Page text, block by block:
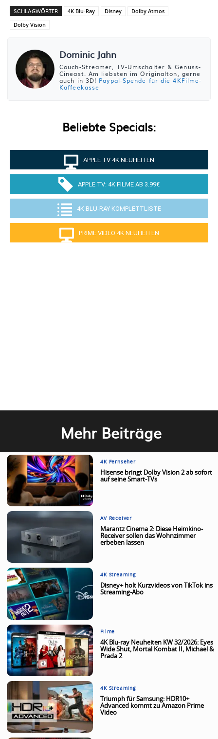
SCHLAGWÖRTER 4K Blu-Ray Disney
Dolby Atmos
Dolby Vision
Dominic Jahn
Couch-Streamer, TV-Umschalter & Genuss-
Cineast. Am liebsten im Originalton, gerne
auch in 3D! Paypal-Spende für die 4KFilme-
Kaffeekasse
Beliebte Specials:
APPLE TV 4K NEUHEITEN
APPLE TV: 4K FILME AB 3.99€
4K BLU-RAY KOMPLETTLISTE
PRIME VIDEO 4K NEUHEITEN
Mehr Beiträge
4K Fernseher
Hisense bringt Dolby Vision 2 ab sofort
auf seine Smart-TVs
AV Receiver
Marantz Cinema 2: Diese Heimkino-
Receiver sollen das Wohnzimmer
erbeben lassen
4K Streaming
Disney+ holt Kurzvideos von TikTok ins
Streaming-Abo
Filme
4K Blu-ray Neuheiten KW 32/2026: Eyes
Wide Shut, Mortal Kombat II, Michael &
Prada 2
4K Streaming
Triumph für Samsung: HDR10+
Advanced kommt zu Amazon Prime
Video